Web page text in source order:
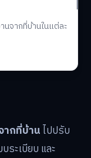
นจากที่บ้านในแต่ละ
ากที่บ้านไปปรับ
ระเบียบ และ